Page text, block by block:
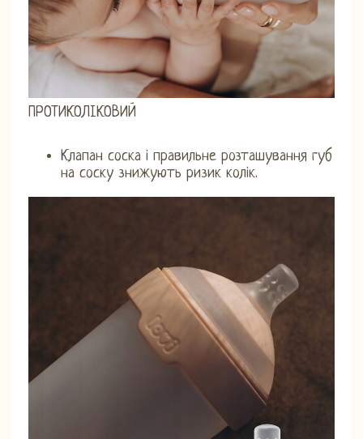
ПРОТИКОЛІКОВИЙ
Клапан соска і правильне розташування губ
на соску знижують ризик колік.